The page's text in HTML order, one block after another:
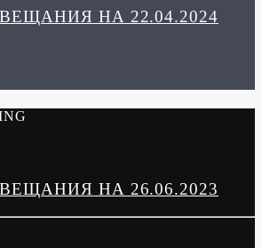
НА 22.04.2024
НА 26.06.2023